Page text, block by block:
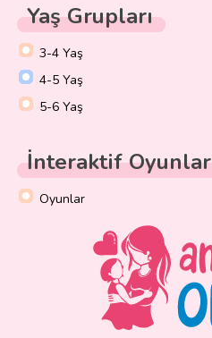
Yaş Grupları
3-4 Yaş
4-5 Yaş
5-6 Yaş
İnteraktif Oyunlar
Oyunlar